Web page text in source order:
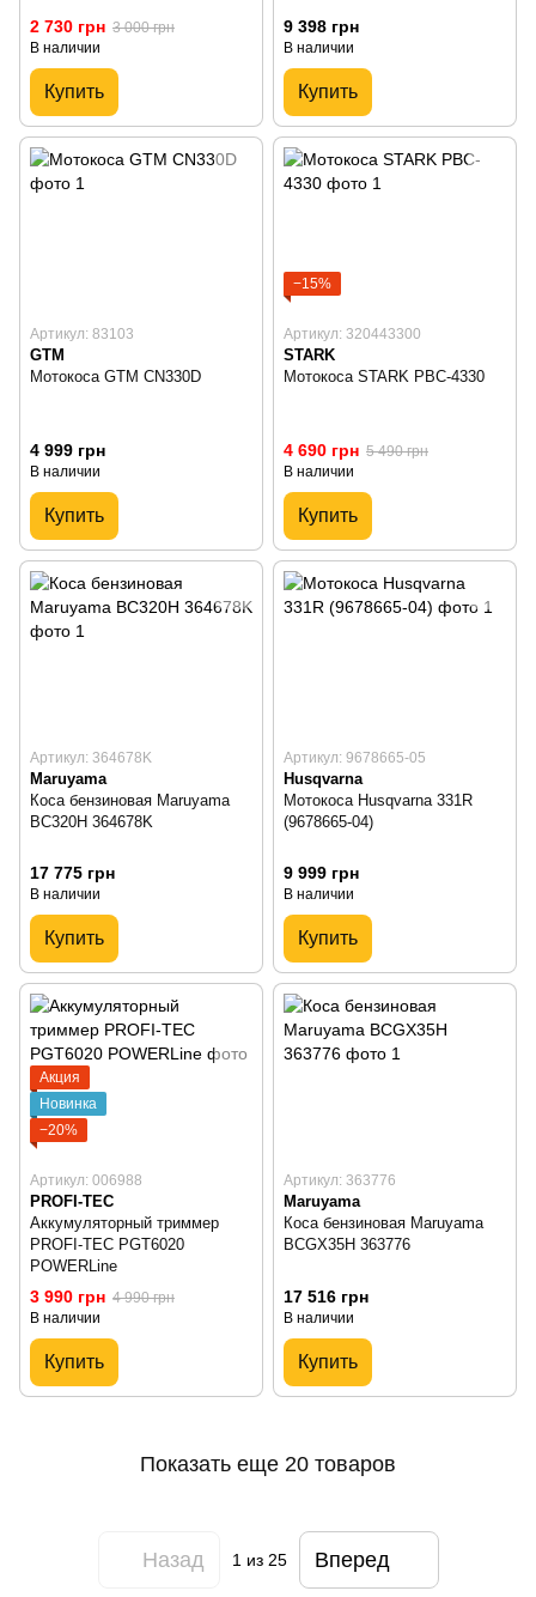
2 730 грн 3 000 грн
В наличии
Купить
9 398 грн
В наличии
Купить
Артикул: 83103
GTM
Мотокоса GTM CN330D
4 999 грн
В наличии
Купить
−15%
Артикул: 320443300
STARK
Мотокоса STARK PBC-4330
4 690 грн 5 490 грн
В наличии
Купить
Артикул: 364678K
Maruyama
Коса бензиновая Maruyama
BC320H 364678K
17 775 грн
В наличии
Купить
Артикул: 9678665-05
Husqvarna
Мотокоса Husqvarna 331R
(9678665-04)
9 999 грн
В наличии
Купить
Акция
Новинка
−20%
Артикул: 006988
PROFI-TEC
Аккумуляторный триммер
PROFI-TEC PGT6020
POWERLine
3 990 грн 4 990 грн
В наличии
Купить
Артикул: 363776
Maruyama
Коса бензиновая Maruyama
BCGX35H 363776
17 516 грн
В наличии
Купить
Показать еще 20 товаров
Назад 1 из 25 Вперед